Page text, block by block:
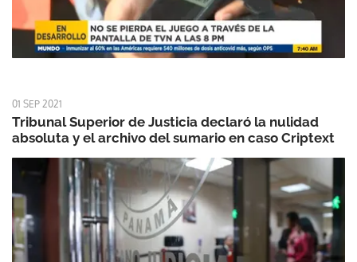
01 SEP 2021
Tribunal Superior de Justicia declaró la nulidad
absoluta y el archivo del sumario en caso Criptext